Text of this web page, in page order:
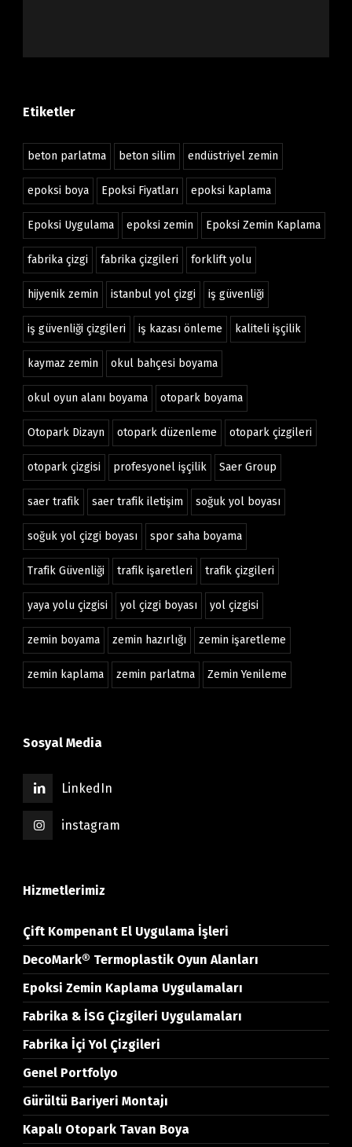
Etiketler
beton parlatma beton silim endüstriyel zemin
epoksi boya Epoksi Fiyatları epoksi kaplama
Epoksi Uygulama epoksi zemin Epoksi Zemin Kaplama
fabrika çizgi fabrika çizgileri forklift yolu
hijyenik zemin istanbul yol çizgi iş güvenliği
iş güvenliği çizgileri iş kazası önleme kaliteli işçilik
kaymaz zemin okul bahçesi boyama
okul oyun alanı boyama otopark boyama
Otopark Dizayn otopark düzenleme otopark çizgileri
otopark çizgisi profesyonel işçilik Saer Group
saer trafik saer trafik iletişim soğuk yol boyası
soğuk yol çizgi boyası spor saha boyama
Trafik Güvenliği trafik işaretleri trafik çizgileri
yaya yolu çizgisi yol çizgi boyası yol çizgisi
zemin boyama zemin hazırlığı zemin işaretleme
zemin kaplama zemin parlatma Zemin Yenileme
Sosyal Media
LinkedIn
instagram
Hizmetlerimiz
Çift Kompenant El Uygulama İşleri
DecoMark® Termoplastik Oyun Alanları
Epoksi Zemin Kaplama Uygulamaları
Fabrika & İSG Çizgileri Uygulamaları
Fabrika İçi Yol Çizgileri
Genel Portfolyo
Gürültü Bariyeri Montajı
Kapalı Otopark Tavan Boya